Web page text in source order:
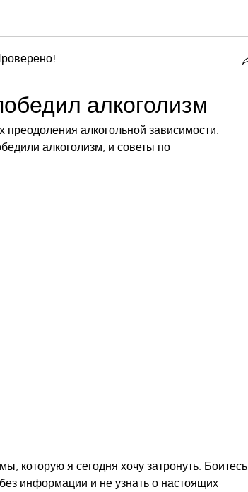
алкоголизм
преодоления алкогольной зависимости.
алкоголизм, и советы по
которую я сегодня хочу затронуть. Боитесь
информации и не узнать о настоящих